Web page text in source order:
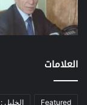
نفط
اتصالات
العلامات
Featured الخليل